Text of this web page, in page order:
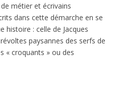
métier et écrivains
dans cette démarche en se
histoire : celle de Jacques
paysannes des serfs de
« croquants » ou des